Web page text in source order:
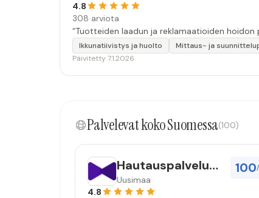
4.8
308 arviota
Ikkunatiivistys ja huolto Mittaus- ja
Päivitetty 7.1.2026
Palvelevat koko Suomessa(100)
100
Hautauspalvelu
eHautaus Oy
Uusimaa
4.8